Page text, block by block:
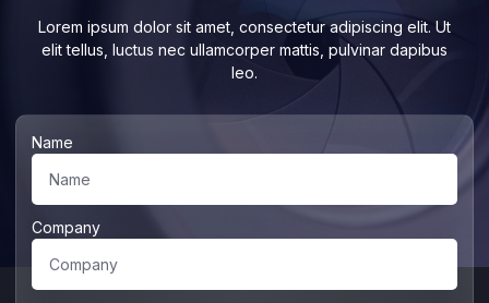
Lorem ipsum dolor sit amet, consectetur adipiscing elit. Ut
elit tellus, luctus nec ullamcorper mattis, pulvinar dapibus
leo.
Name
Company